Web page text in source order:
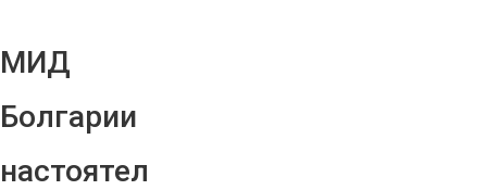
МИД
Болгарии
настоятел